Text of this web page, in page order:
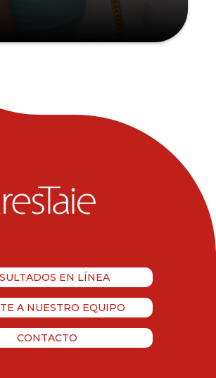
EN LÍNEA
A NUESTRO EQUIPO
CONTACTO